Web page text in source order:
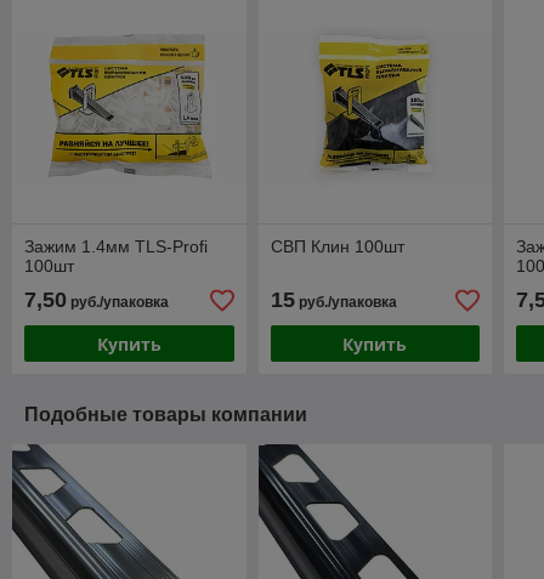
Зажим 1.4мм TLS-Profi
100шт
7,50 руб./упаковка
Купить
СВП Клин 100шт
15руб./упаковка
Купить
Подобные товары компании